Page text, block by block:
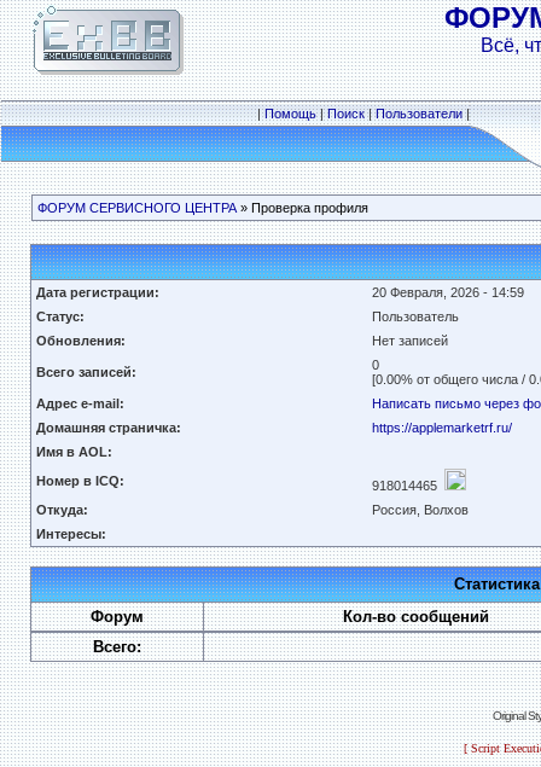
Всё,
|Помощь|Поиск|Пользователи|
ФОРУМ СЕРВИСНОГО ЦЕНТРА» Проверка профиля
Дата регистрации:
20 Февраля, 2026 - 14:59
Статус:
Пользователь
Обновления:
Нет записей
Всего записей:
0
[0.00% от общего числа /
Адрес e-mail:
Написать письмо через
Домашняя страничка:
https://applemarketrf.ru/
Имя в AOL:
Номер в ICQ:
918014465
Откуда:
Россия, Волхов
Интересы:
Форум
Кол-во сообщений
Всего:
Original
[ Script